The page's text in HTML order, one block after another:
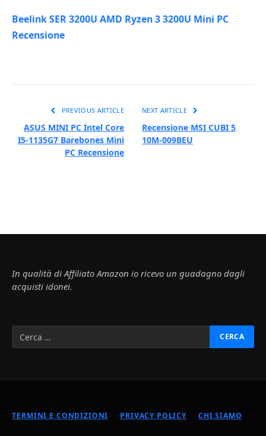
Beelink SER 3200U AMD Ryzen 3 3200U Mini PC
Recensione
PREVIOUS ARTICLE
ASUS MINI PC Intel Core
I5-1135G7 Barebones Mini
PC Recensione
NEXT ARTICLE
Recensione MSI CUBI 5
10M-009BEU
In qualità di Affiliato Amazon io ricevo un guadagno dagli
acquisti idonei.
TERMINI E CONDIZIONI PRIVACY POLICY CHI SIAMO